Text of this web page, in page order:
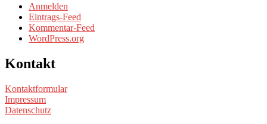
Anmelden
Eintrags-Feed
Kommentar-Feed
WordPress.org
Kontakt
Kontaktformular
Impressum
Datenschutz